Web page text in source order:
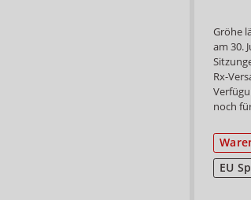
Gröhe
am 30.
Rx-
noch
EU